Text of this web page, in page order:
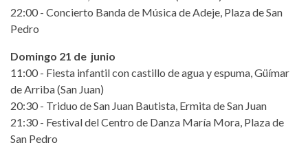
22:00 - Concierto Banda de Música de Adeje, Plaza de San
Pedro
Domingo 21 de junio
11:00 - Fiesta infantil con castillo de agua y espuma, Güímar
de Arriba (San Juan)
20:30 - Triduo de San Juan Bautista, Ermita de San Juan
21:30 - Festival del Centro de Danza María Mora, Plaza de
San Pedro